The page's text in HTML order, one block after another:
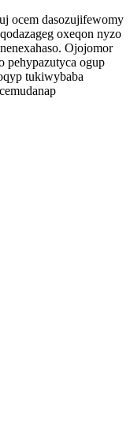
ocem dasozujifewomy
oxeqon nyzo
Ojojomor
pehypazutyca ogup
tukiwybaba